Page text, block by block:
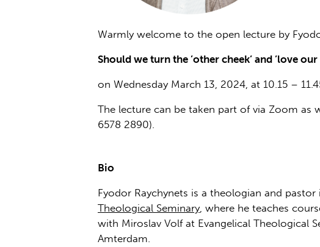
Warmly welcome to the open lecture by
Should we turn the ’other cheek’ and ’love
on Wednesday March 13, 2024, at 10.15 –
The lecture can be taken part of via Zoom as
6578 2890).
Bio
Fyodor Raychynets is a theologian and
Theological Seminary, where he teaches
with Miroslav Volf at Evangelical Theological
Amterdam.